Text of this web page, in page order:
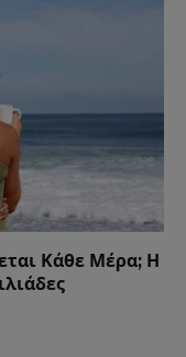
Κάθε Μέρα; Η